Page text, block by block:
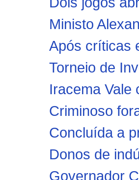
Ministo
Após críticas
Torneio de
Iracema Vale
Criminoso
Concluída a
Donos de
Governador